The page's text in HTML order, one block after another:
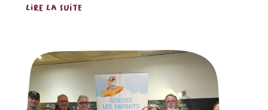
LIRE LA SUITE